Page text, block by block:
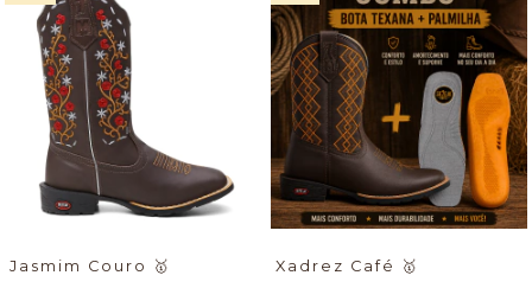
Jasmim Couro 🥇 Xadrez Café 🥇